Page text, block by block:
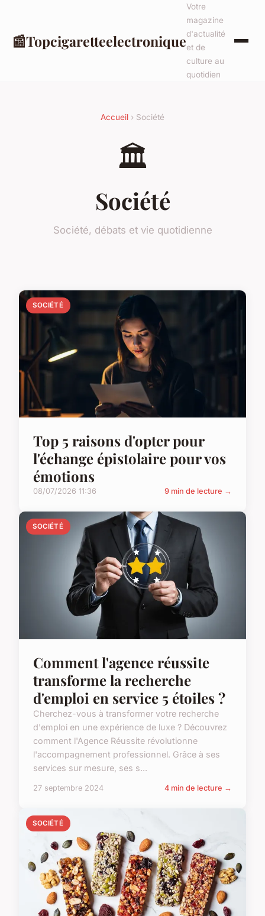
📰Topcigaretteelectronique
Votre
magazine
d'actualité
et de
culture au
quotidien
Accueil › Société
🏛️
Société
Société, débats et vie quotidienne
SOCIÉTÉ
Top 5 raisons d'opter pour
l'échange épistolaire pour vos
émotions
08/07/2026 11:36 9 min de lecture →
SOCIÉTÉ
Comment l'agence réussite
transforme la recherche
d'emploi en service 5 étoiles ?
Cherchez-vous à transformer votre recherche
d'emploi en une expérience de luxe ? Découvrez
comment l'Agence Réussite révolutionne
l'accompagnement professionnel. Grâce à ses
services sur mesure, ses s...
27 septembre 2024 4 min de lecture →
SOCIÉTÉ